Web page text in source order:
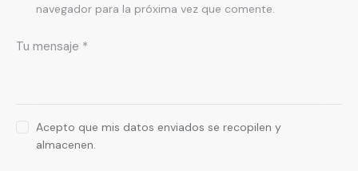
navegador para la próxima vez que comente.
Acepto que mis datos enviados se recopilen y
almacenen.